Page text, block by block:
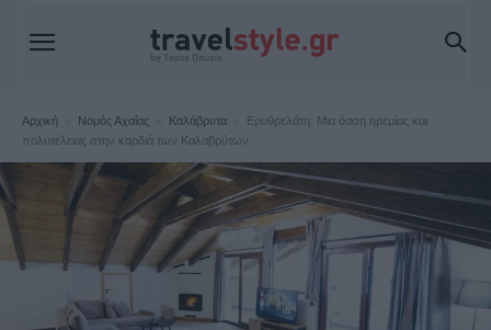
Αρχική Νομός Αχαΐας Καλάβρυτα
Ερυθρελάτη: Μια όαση ηρεμίας και
πολυτέλειας στην καρδιά των Καλαβρύτων